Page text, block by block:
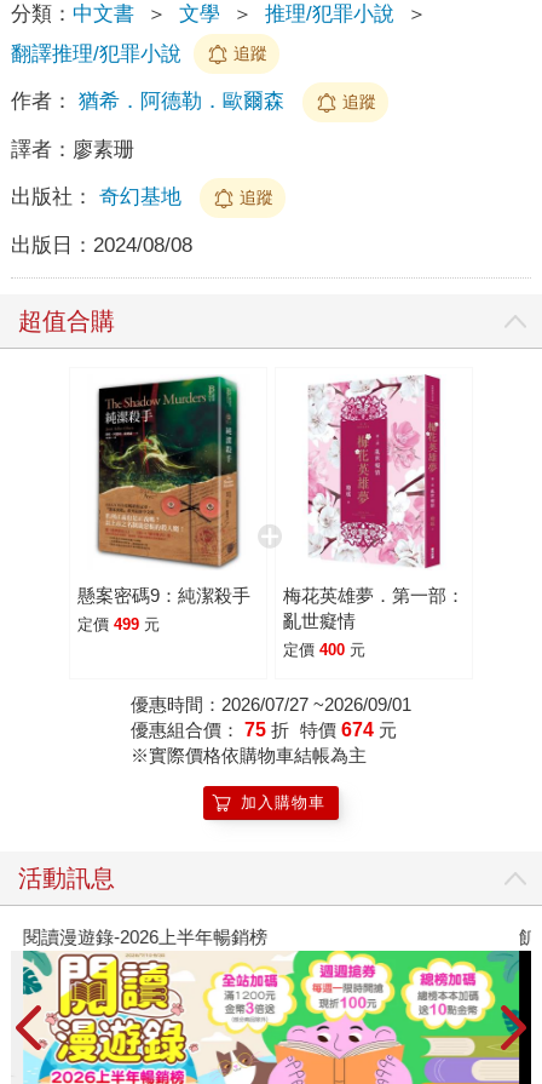
分類： 中文書 ＞ 文學 ＞ 推理/犯罪小說
＞
翻譯推理/犯罪小說
追蹤
作者： 猶希．阿德勒．歐爾森 追蹤
譯者： 廖素珊
出版社： 奇幻基地 追蹤
出版日： 2024/08/08
超值合購
懸案密碼9：純潔殺手
定價 499 元
梅花英雄夢．第一部：
亂世癡情
定價 400 元
優惠時間：2026/07/27 ~2026/09/01
優惠組合價： 75 折 特價 674 元
※實際價格依購物車結帳為主
加入購物車
活動訊息
閱讀漫遊錄-2026上半年暢銷榜 飢